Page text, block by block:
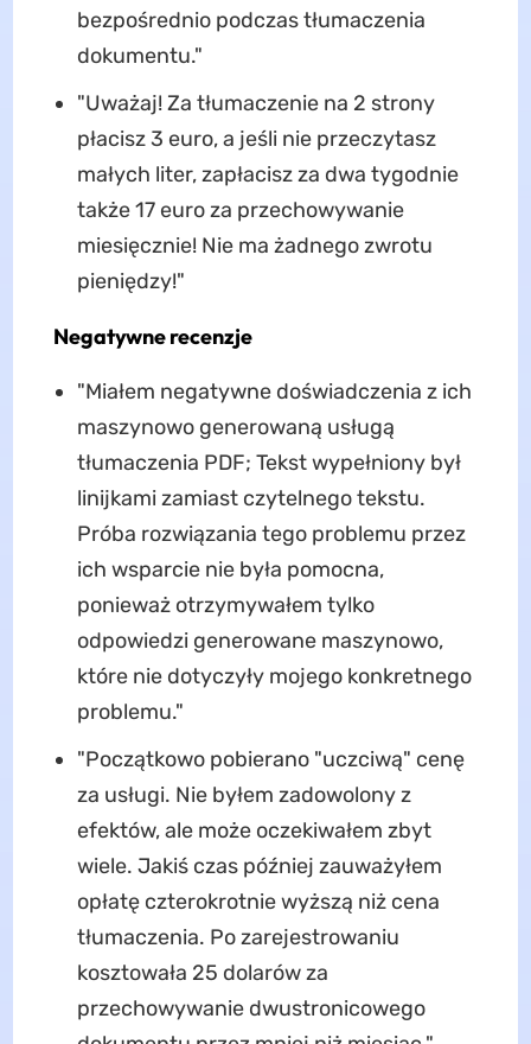
bezpośrednio podczas tłumaczenia
dokumentu."
"Uważaj! Za tłumaczenie na 2 strony
płacisz 3 euro, a jeśli nie przeczytasz
małych liter, zapłacisz za dwa tygodnie
także 17 euro za przechowywanie
miesięcznie! Nie ma żadnego zwrotu
pieniędzy!"
Negatywne recenzje
"Miałem negatywne doświadczenia z ich
maszynowo generowaną usługą
tłumaczenia PDF; Tekst wypełniony był
linijkami zamiast czytelnego tekstu.
Próba rozwiązania tego problemu przez
ich wsparcie nie była pomocna,
ponieważ otrzymywałem tylko
odpowiedzi generowane maszynowo,
które nie dotyczyły mojego konkretnego
problemu."
"Początkowo pobierano "uczciwą" cenę
za usługi. Nie byłem zadowolony z
efektów, ale może oczekiwałem zbyt
wiele. Jakiś czas później zauważyłem
opłatę czterokrotnie wyższą niż cena
tłumaczenia. Po zarejestrowaniu
kosztowała 25 dolarów za
przechowywanie dwustronicowego